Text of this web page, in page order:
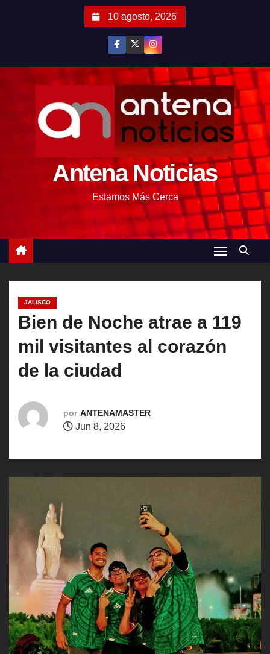
10 agosto, 2026
Antena Noticias
Estamos Más Cerca
JALISCO
Bien de Noche atrae a 119
mil visitantes al corazón
de la ciudad
por ANTENAMASTER
Jun 8, 2026